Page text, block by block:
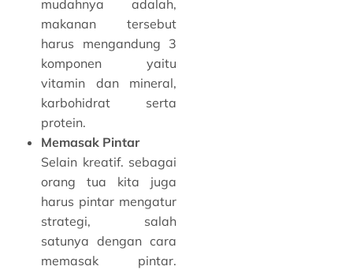
mudahnya adalah,
makanan tersebut
harus mengandung 3
komponen yaitu
vitamin dan mineral,
karbohidrat serta
protein.
Memasak Pintar
Selain kreatif. sebagai
orang tua kita juga
harus pintar mengatur
strategi, salah
satunya dengan cara
memasak pintar.